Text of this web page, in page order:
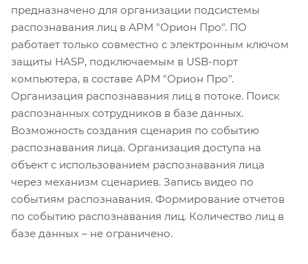
предназначено для организации подсистемы
распознавания лиц в АРМ "Орион Про". ПО
работает только совместно с электронным ключом
защиты HASP, подключаемым в USB-порт
компьютера, в составе АРМ "Орион Про".
Организация распознавания лиц в потоке. Поиск
распознанных сотрудников в базе данных.
Возможность создания сценария по событию
распознавания лица. Организация доступа на
объект с использованием распознавания лица
через механизм сценариев. Запись видео по
событиям распознавания. Формирование отчетов
по событию распознавания лиц. Количество лиц в
базе данных – не ограничено.